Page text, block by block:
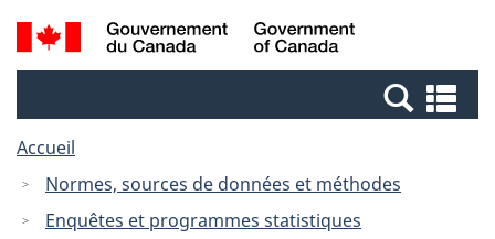
Passer
au
Passer
à
Canada
Recherche
et
et
Accueil
Normes, sources de données et méthodes
Enquêtes et programmes statistiques